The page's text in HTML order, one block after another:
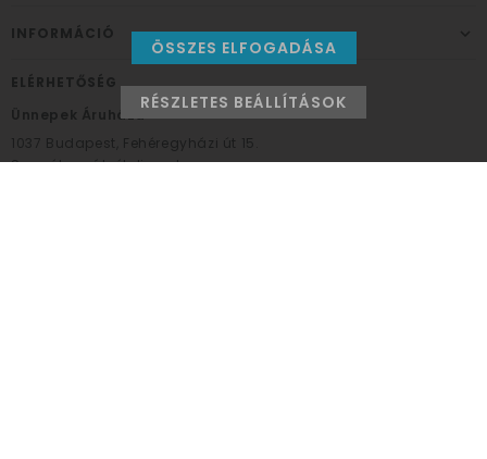
INFORMÁCIÓ
ELÉRHETŐSÉG
Ünnepek Áruháza
1037 Budapest, Fehéregyházi út 15.
Személyes átvételi pont
ÖSSZES ELFOGADÁSA
RÉSZLETES BEÁLLÍTÁSOK